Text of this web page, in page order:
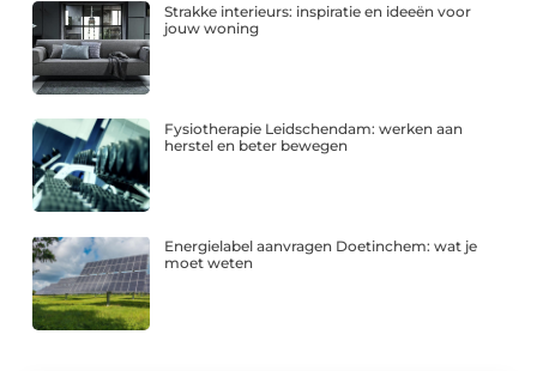
Strakke interieurs: inspiratie en ideeën voor
jouw woning
Fysiotherapie Leidschendam: werken aan
herstel en beter bewegen
Energielabel aanvragen Doetinchem: wat je
moet weten